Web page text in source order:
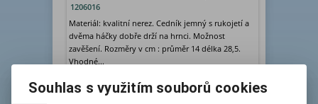
1206016
Materiál: kvalitní nerez. Cedník jemný s rukojetí a
dvěma háčky dobře drží na hrnci. Možnost
zavěšení. Rozměry v cm : průměr 14 délka 28,5.
Vhodné...
Souhlas s využitím souborů cookies